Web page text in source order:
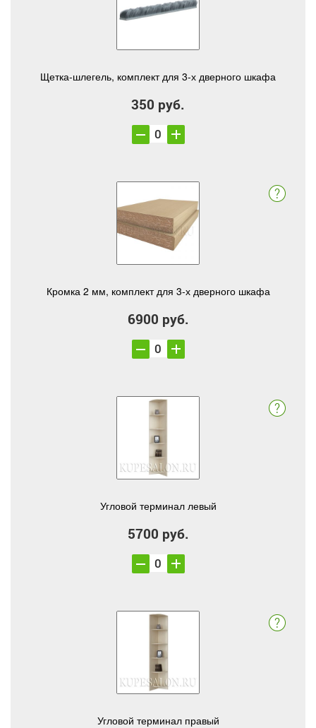
Щетка-шлегель, комплект для 3-х дверного шкафа
350 руб.
Кромка 2 мм, комплект для 3-х дверного шкафа
6900 руб.
Угловой терминал левый
5700 руб.
Угловой терминал правый